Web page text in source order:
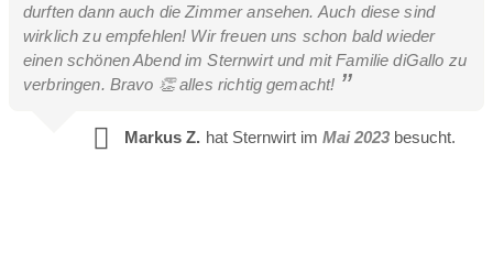
durften dann auch die Zimmer ansehen. Auch diese sind
wirklich zu empfehlen! Wir freuen uns schon bald wieder
einen schönen Abend im Sternwirt und mit Familie diGallo zu
verbringen. Bravo 👏 alles richtig gemacht!
Markus Z. hat Sternwirt im Mai 2023 besucht.